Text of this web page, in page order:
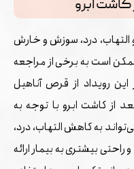
ابرو
التهاب، درد، سوزش و خارش
است به برخی از مراجعه
رویداد از قرص آناهیل
از کاشت ابرو با توجه به
به کاهش التهاب، درد،
بیشتری به بیمار ارائه